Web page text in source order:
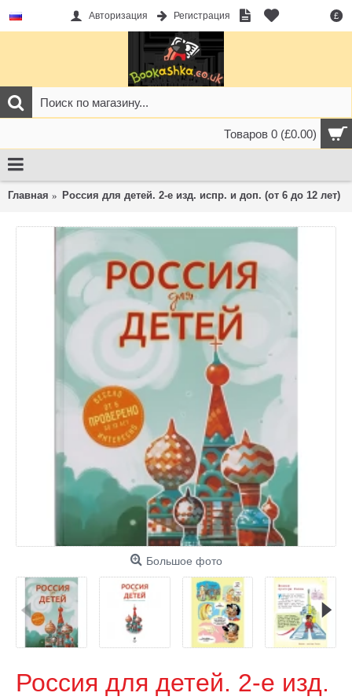
£
Авторизация Регистрация
Товаров 0 (£0.00)
Главная Россия для детей. 2-е изд. испр. и доп. (от 6 до 12 лет)
Большое фото
Россия для детей. 2-е изд.